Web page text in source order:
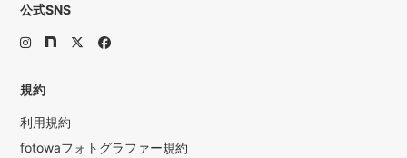
公式SNS
規約
利用規約
fotowaフォトグラファー規約